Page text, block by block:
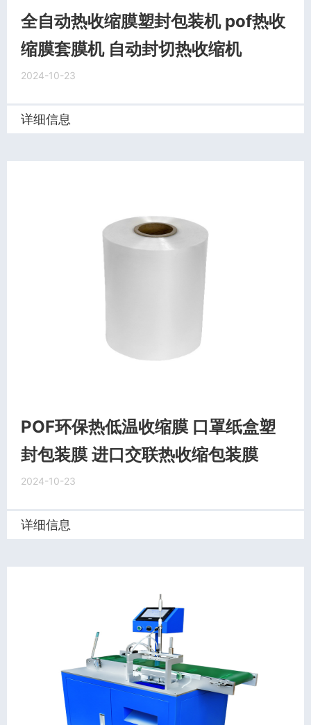
全自动热收缩膜塑封包装机 pof热收
缩膜套膜机 自动封切热收缩机
2024-10-23
详细信息
POF环保热低温收缩膜 口罩纸盒塑
封包装膜 进口交联热收缩包装膜
2024-10-23
详细信息